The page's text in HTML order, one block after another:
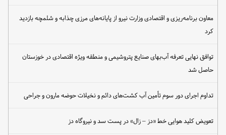
معاون برنامه‌ریزی و اقتصادی وزارت نیرو از پایانه‌های مرزی چذابه و شلمچه بازدید
کرد
توافق نهایی تعرفه آب‌بهای صنایع پتروشیمی و منطقه ویژه اقتصادی در خوزستان
حاصل شد
تداوم اجرای دور سوم تأمین آب کشت‌های دائم و نخیلات حوضه مارون و جراحی
تعویض کلید هوایی خط «دز – زال» در پست سد و نیروگاه دز